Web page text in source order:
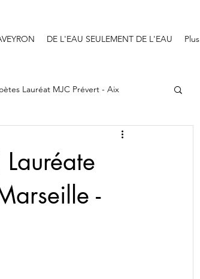
DE L'EAU SEULEMENT DE L'EAU Plus
Lauréat MJC Prévert - Aix
Lauréate
-